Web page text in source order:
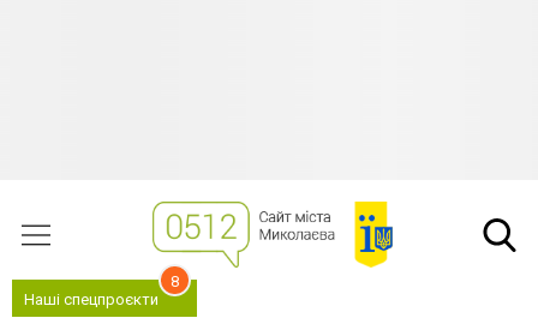
Наші спецпроєкти
8